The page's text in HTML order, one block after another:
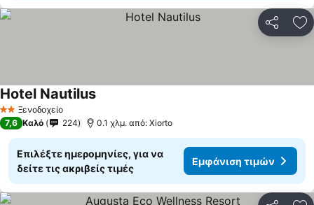
2 ΑστέριαΞενοδοχείο
Hotel Nautilus
7,6 Καλό 224 0.1 χλμ. από: Xiorto
Επιλέξτε ημερομηνίες, για να
δείτε τις ακριβείς τιμές
Εμφάνιση τιμών